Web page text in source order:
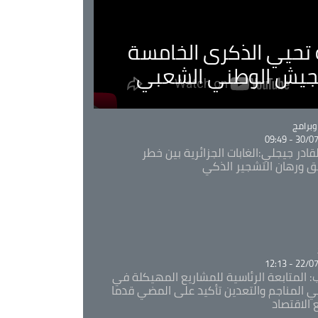
تحيي الذكرى الخامسة
الوطني الشعبي
30/07/
جيجلي:الغابات الجزائرية بين خطر
ورهان التشجير الذكي
22/07/
المتابعة الرئاسية للمشاريع المهيكلة في
المناجم والتعدين تأكيد على المضي قدما
الاقتصاد